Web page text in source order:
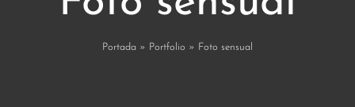
Portada » Portfolio » Foto sensual